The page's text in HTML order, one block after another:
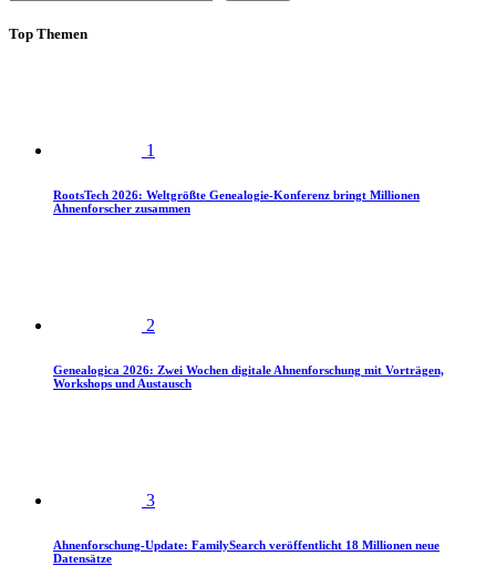
Top Themen
1
RootsTech 2026: Weltgrößte Genealogie-Konferenz bringt Millionen
Ahnenforscher zusammen
2
Genealogica 2026: Zwei Wochen digitale Ahnenforschung mit Vorträgen,
Workshops und Austausch
3
Ahnenforschung-Update: FamilySearch veröffentlicht 18 Millionen neue
Datensätze